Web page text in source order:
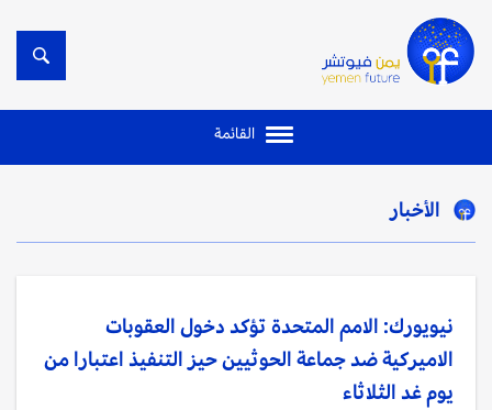
القائمة
الأخبار
نيويورك: الامم المتحدة تؤكد دخول العقوبات
الاميركية ضد جماعة الحوثيين حيز التنفيذ اعتبارا من
يوم غد الثلاثاء